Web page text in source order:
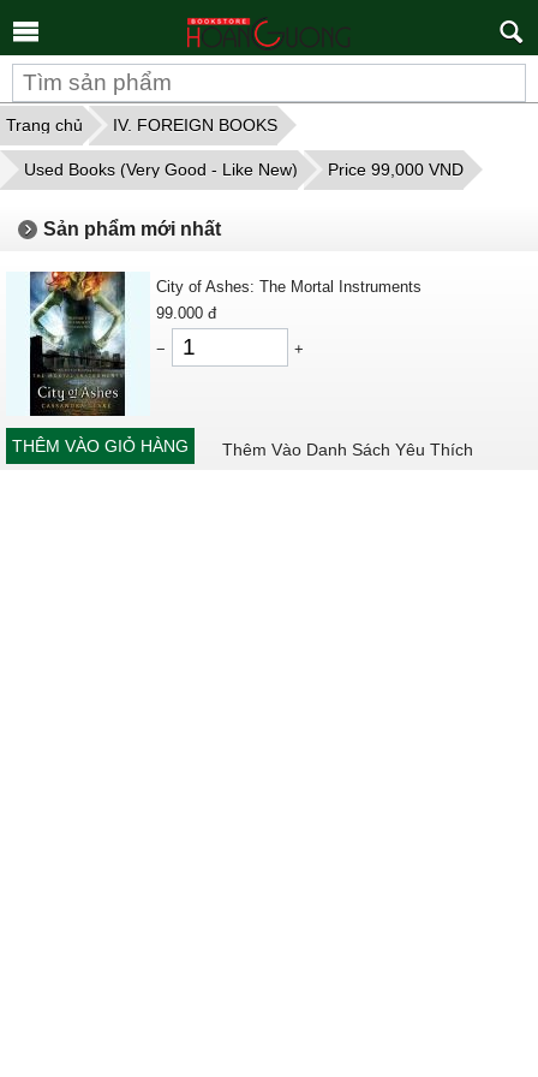
Trang chủ IV. FOREIGN BOOKS
Used Books (Very Good - Like New) Price 99,000 VND
Sản phẩm mới nhất
City of Ashes: The Mortal Instruments
99.000 đ
−
+
THÊM VÀO GIỎ HÀNG Thêm Vào Danh Sách Yêu Thích